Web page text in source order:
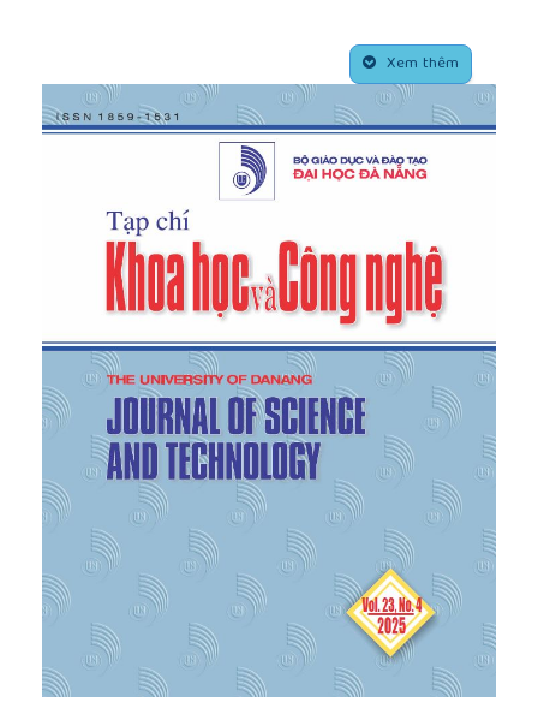
to choose to study at Hoa Binh Xuan Loc
Vocational College”,Journal Economics–Technology,
vol. 3, no. 29, pp. 1-11,2020.
[5]T. Ly and other authors, “Factors affecting
students' decisions to choose a school at some
Universities in Vietnam”,
research,vol. 10, no. 133, pp. 1-6, 2016.
[6]N. M. Kha, N. D. Chinh, and P. T. T. Nhu, “Factors
influencing students’ choices in learning a foreign
language – a case study at the University of
Danang - University of Foreign Language Studies”,
The University of Danang - Journal of Science and
Technology, vol. 20, no. 2, pp. 31-35, 2022.
T. N. Hoa, D. T. H. Lien, and N. T. L. Anh, “Factors
affecting the decision to choose courses of
students of the International faculty, Ha Noi
National University”,Journal of Vietnamese science
and education,
vol. 5, no. 128, pp. 54-56, 2016.
[8]Borchert, “Career choice factors of high school
students”
. University of Wisconsin-Stout, USA,
Research Paper for the Master of Science Degree,
December 2002.
[9]W. Chapman, “A model of student college
choice”,The Journal of Higher Education
, vol. 52,
no. 5, pp. 490-505, 1982.
Xem thêm